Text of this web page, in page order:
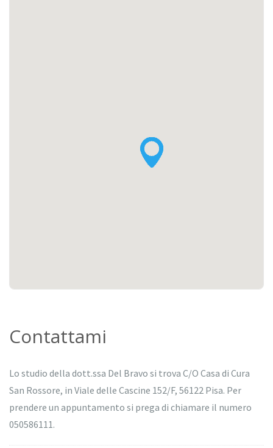
Contattami
Lo studio della dott.ssa Del Bravo si trova C/O Casa di Cura
San Rossore, in Viale delle Cascine 152/F, 56122 Pisa. Per
prendere un appuntamento si prega di chiamare il numero
050586111.